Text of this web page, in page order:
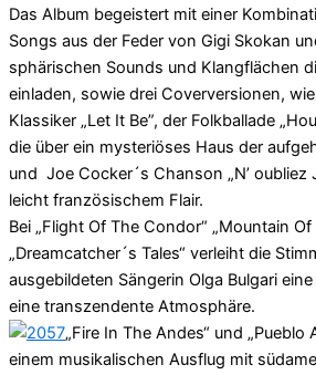
Das Album begeistert mit einer
Songs aus der Feder von Gigi Skokan
sphärischen Sounds und Klangflächen
einladen, sowie drei Coverversionen,
Klassiker „Let It Be”, der Folkballade
die über ein mysteriöses Haus der
und Joe Cocker´s Chanson „N’ oubliez
leicht französischem Flair.
Bei „Flight Of The Condor“ „Mountain
„Dreamcatcher´s Tales“ verleiht die
ausgebildeten Sängerin Olga Bulgari
eine transzendente Atmosphäre.
„Fire In The Andes“ und „Pueblo
einem musikalischen Ausflug mit